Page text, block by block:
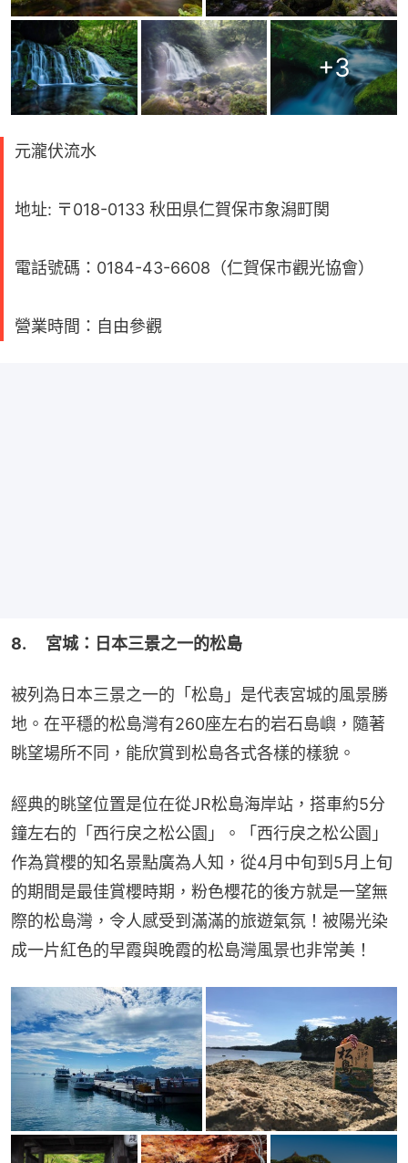
+3
元瀧伏流水
地址: 〒018-0133 秋田県仁賀保市象潟町関
電話號碼：0184-43-6608（仁賀保市觀光協會）
營業時間：自由參觀
8. 　宮城：日本三景之一的松島
被列為日本三景之一的「松島」是代表宮城的風景勝
地。在平穩的松島灣有260座左右的岩石島嶼，隨著
眺望場所不同，能欣賞到松島各式各樣的樣貌。
經典的眺望位置是位在從JR松島海岸站，搭車約5分
鐘左右的「西行戾之松公園」。「西行戾之松公園」
作為賞櫻的知名景點廣為人知，從4月中旬到5月上旬
的期間是最佳賞櫻時期，粉色櫻花的後方就是一望無
際的松島灣，令人感受到滿滿的旅遊氣氛！被陽光染
成一片紅色的早霞與晚霞的松島灣風景也非常美！